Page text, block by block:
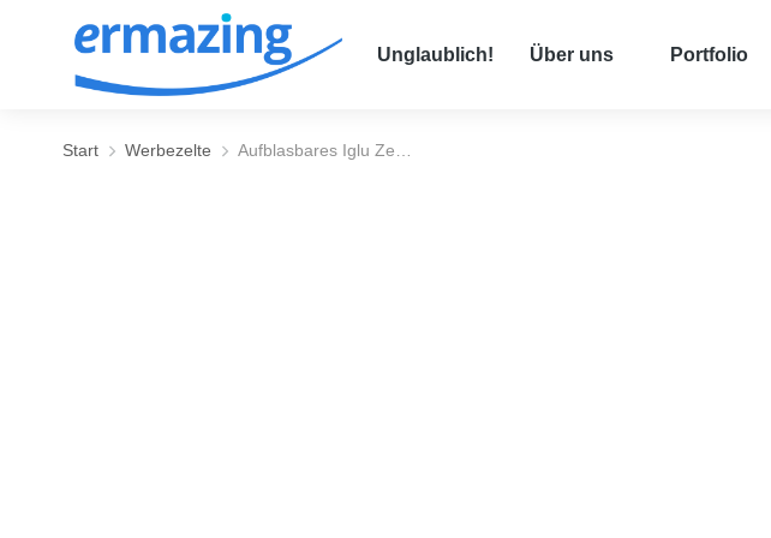
Unglaublich! Über uns Portfolio
Sie befinden sich hier:
Start Werbezelte Aufblasbares Iglu Ze…